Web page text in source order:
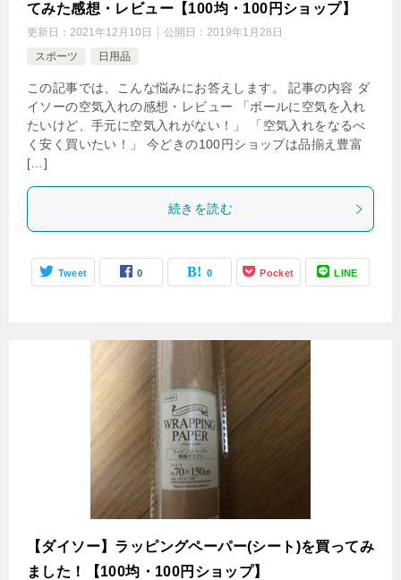
てみた感想・レビュー【100均・100円ショップ】
更新日： 2021年12月10日 公開日： 2019年1月28日
スポーツ
日用品
この記事では、こんな悩みにお答えします。 記事の内容 ダ
イソーの空気入れの感想・レビュー 「ボールに空気を入れ
たいけど、手元に空気入れがない！」 「空気入れをなるべ
く安く買いたい！」 今どきの100円ショップは品揃え豊富
[…]
続きを読む
Tweet 0 0 Pocket LINE
【ダイソー】ラッピングペーパー(シート)を買ってみ
ました！【100均・100円ショップ】